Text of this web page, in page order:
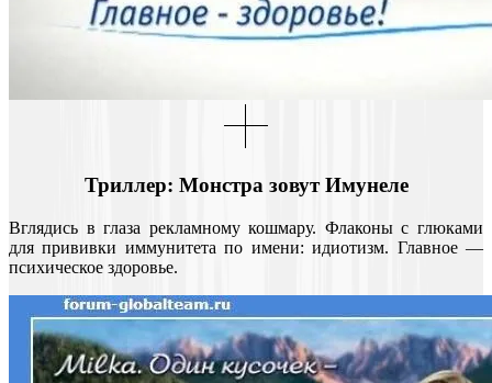
Триллер: Монстра зовут Имунеле
Вглядись в глаза рекламному кошмару. Флаконы с глюками
для прививки иммунитета по имени: идиотизм. Главное —
психическое здоровье.